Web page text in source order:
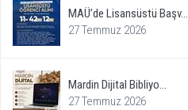
MAÜ’de Lisansüstü Başv...
27 Temmuz 2026
Mardin Dijital Bibliyo...
27 Temmuz 2026